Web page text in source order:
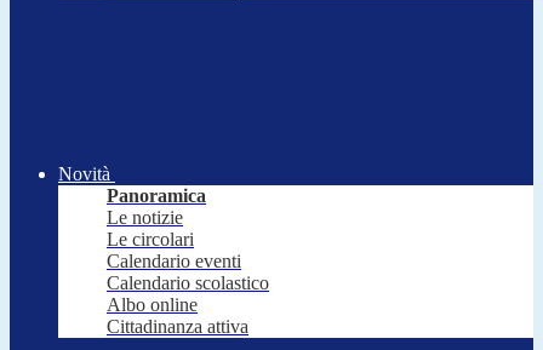
Novità
Panoramica
Le notizie
Le circolari
Calendario eventi
Calendario scolastico
Albo online
Cittadinanza attiva